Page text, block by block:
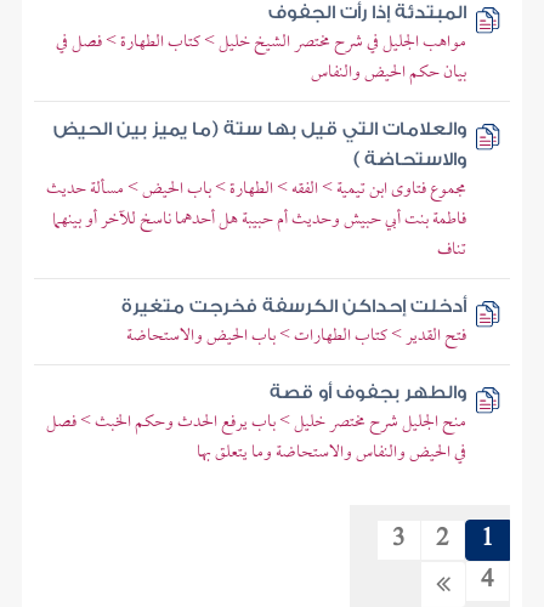
المبتدئة إذا رأت الجفوف
مواهب الجليل في شرح مختصر الشيخ خليل > كتاب الطهارة > فصل في
بيان حكم الحيض والنفاس
والعلامات التي قيل بها ستة (ما يميز بين الحيض
والاستحاضة )
مجموع فتاوى ابن تيمية > الفقه > الطهارة > باب الحيض > مسألة حديث
فاطمة بنت أبي حبيش وحديث أم حبيبة هل أحدهما ناسخ للآخر أو بينهما
تناف
أدخلت إحداكن الكرسفة فخرجت متغيرة
فتح القدير > كتاب الطهارات > باب الحيض والاستحاضة
والطهر بجفوف أو قصة
منح الجليل شرح مختصر خليل > باب يرفع الحدث وحكم الخبث > فصل
في الحيض والنفاس والاستحاضة وما يتعلق بها
1
2
3
4